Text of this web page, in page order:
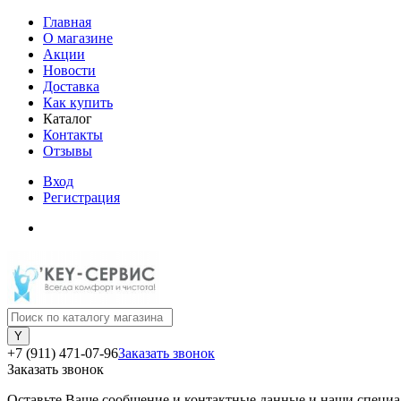
Главная
О магазине
Акции
Новости
Доставка
Как купить
Каталог
Контакты
Отзывы
Вход
Регистрация
+7 (911) 471-07-96Заказать звонок
Заказать звонок